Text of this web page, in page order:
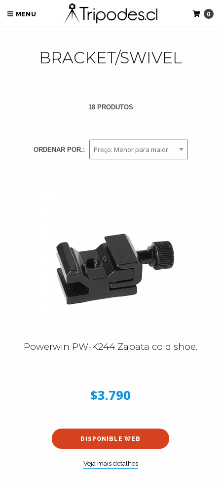
MENU 0
BRACKET/SWIVEL
18 PRODUTOS
ORDENAR POR.:
Powerwin PW-K244 Zapata cold shoe.
$3.790
DISPONIBLE WEB
Veja mais detalhes